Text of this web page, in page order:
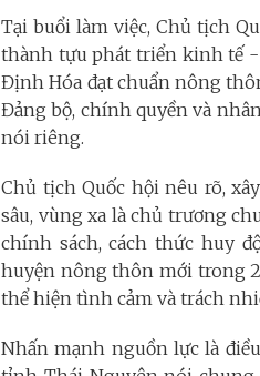
Tại buổi làm việc, Chủ tịch
thành tựu phát triển kinh tế -
Định Hóa đạt chuẩn nông
Đảng bộ, chính quyền và
nói riêng.
Chủ tịch Quốc hội nêu rõ,
sâu, vùng xa là chủ trương
chính sách, cách thức huy
huyện nông thôn mới trong
thể hiện tình cảm và trách
Nhấn mạnh nguồn lực là